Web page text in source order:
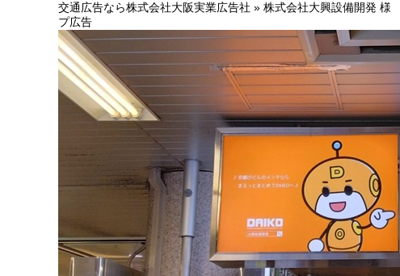
交通広告なら株式会社大阪実業広告社 » 株式会社大興設備開発
プ広告